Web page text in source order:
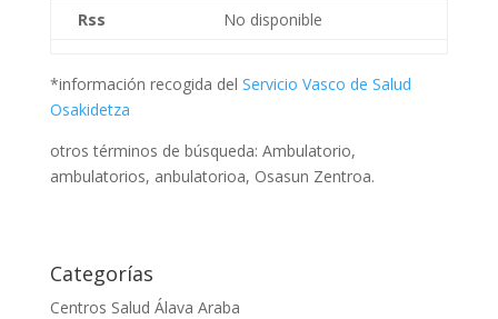
Rss
No disponible
*información recogida del Servicio Vasco de Salud
Osakidetza
otros términos de búsqueda: Ambulatorio,
ambulatorios, anbulatorioa, Osasun Zentroa.
Categorías
Centros Salud Álava Araba